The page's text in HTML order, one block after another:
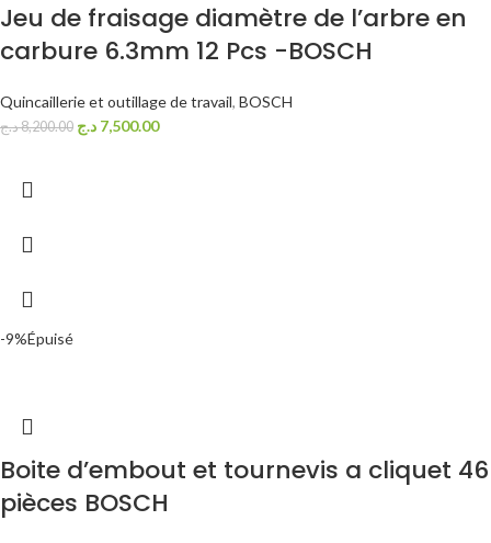
Jeu de fraisage diamètre de l’arbre en
carbure 6.3mm 12 Pcs -BOSCH
Quincaillerie et outillage de travail, BOSCH
8,200.00د.ج 7,500.00 د.ج
-9%Épuisé
Boite d’embout et tournevis a cliquet 46
pièces BOSCH